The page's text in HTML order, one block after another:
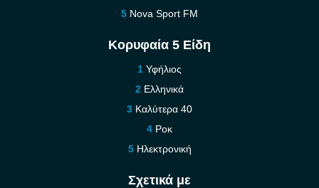
Nova Sport FM
Κορυφαία 5 Είδη
Υφήλιος
Ελληνικά
Καλύτερα 40
Ροκ
Ηλεκτρονική
Σχετικά με